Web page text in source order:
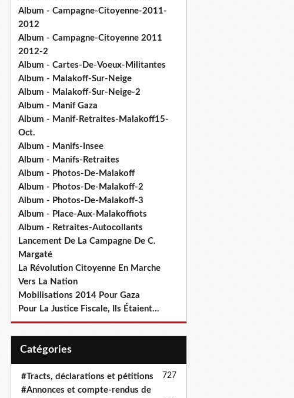
Album - Campagne-Citoyenne-2011-
2012
Album - Campagne-Citoyenne 2011
2012-2
Album - Cartes-De-Voeux-Militantes
Album - Malakoff-Sur-Neige
Album - Malakoff-Sur-Neige-2
Album - Manif Gaza
Album - Manif-Retraites-Malakoff15-
Oct.
Album - Manifs-Insee
Album - Manifs-Retraites
Album - Photos-De-Malakoff
Album - Photos-De-Malakoff-2
Album - Photos-De-Malakoff-3
Album - Place-Aux-Malakoffiots
Album - Retraites-Autocollants
Lancement De La Campagne De C.
Margaté
La Révolution Citoyenne En Marche
Vers La Nation
Mobilisations 2014 Pour Gaza
Pour La Justice Fiscale, Ils Étaient...
Catégories
#Tracts, déclarations et pétitions 727
#Annonces et compte-rendus de